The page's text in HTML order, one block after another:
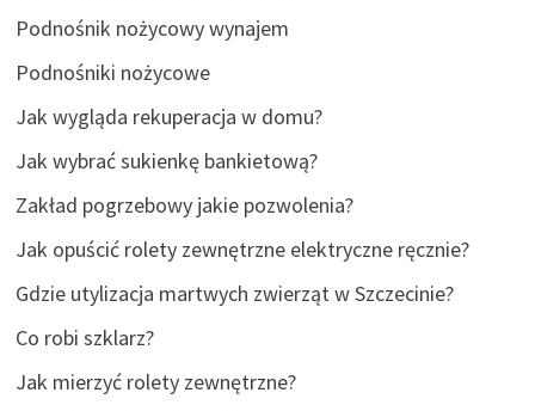
Podnośnik nożycowy wynajem
Podnośniki nożycowe
Jak wygląda rekuperacja w domu?
Jak wybrać sukienkę bankietową?
Zakład pogrzebowy jakie pozwolenia?
Jak opuścić rolety zewnętrzne elektryczne ręcznie?
Gdzie utylizacja martwych zwierząt w Szczecinie?
Co robi szklarz?
Jak mierzyć rolety zewnętrzne?